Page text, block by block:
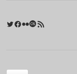
Twitter
Facebook
FlickrLast.fm